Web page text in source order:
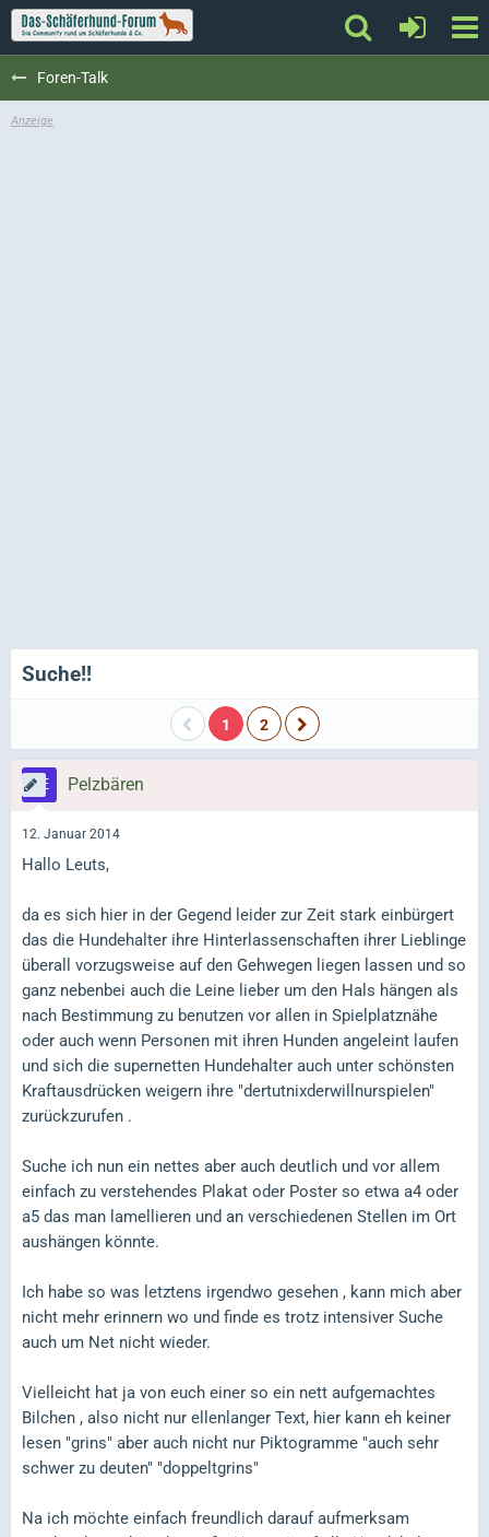
Foren-Talk
Suche!!
1 2
Pelzbären
12. Januar 2014
Hallo Leuts,
da es sich hier in der Gegend leider zur Zeit stark einbürgert
das die Hundehalter ihre Hinterlassenschaften ihrer Lieblinge
überall vorzugsweise auf den Gehwegen liegen lassen und so
ganz nebenbei auch die Leine lieber um den Hals hängen als
nach Bestimmung zu benutzen vor allen in Spielplatznähe
oder auch wenn Personen mit ihren Hunden angeleint laufen
und sich die supernetten Hundehalter auch unter schönsten
Kraftausdrücken weigern ihre "dertutnixderwillnurspielen"
zurückzurufen .
Suche ich nun ein nettes aber auch deutlich und vor allem
einfach zu verstehendes Plakat oder Poster so etwa a4 oder
a5 das man lamellieren und an verschiedenen Stellen im Ort
aushängen könnte.
Ich habe so was letztens irgendwo gesehen , kann mich aber
nicht mehr erinnern wo und finde es trotz intensiver Suche
auch um Net nicht wieder.
Vielleicht hat ja von euch einer so ein nett aufgemachtes
Bilchen , also nicht nur ellenlanger Text, hier kann eh keiner
lesen "grins" aber auch nicht nur Piktogramme "auch sehr
schwer zu deuten" "doppeltgrins"
Na ich möchte einfach freundlich darauf aufmerksam